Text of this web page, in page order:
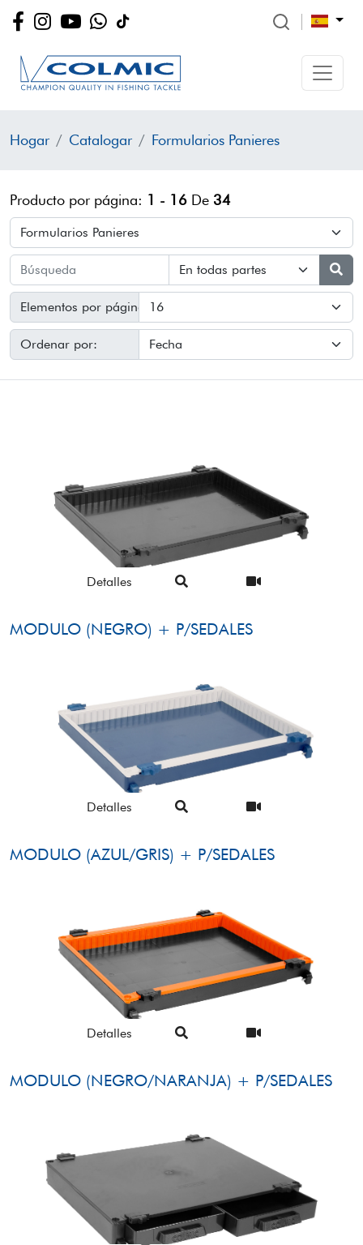
Hogar Catalogar Formularios Panieres
Producto por página: 1 - 16 De 34
Elementos por página:
Ordenar por:
Detalles
MODULO (NEGRO) + P/SEDALES
Detalles
MODULO (AZUL/GRIS) + P/SEDALES
Detalles
MODULO (NEGRO/NARANJA) + P/SEDALES